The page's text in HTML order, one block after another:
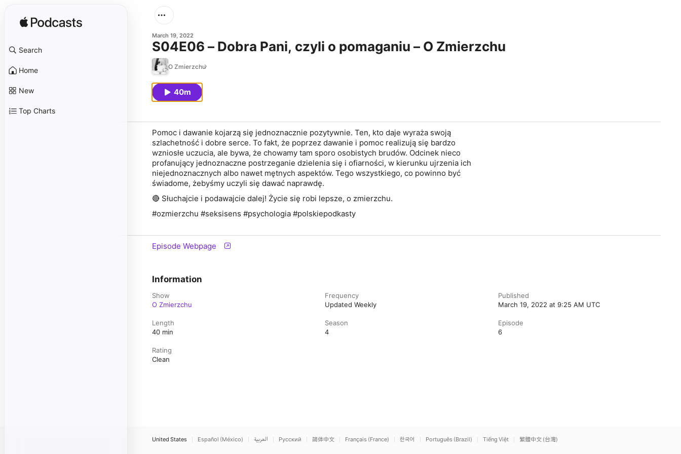
Search
Home
New
Top Charts
March 19, 2022
S04E06 – Dobra Pani, czyli o pomaganiu – O Zmierzchu
O Zmierzchu
40m
Pomoc i dawanie kojarzą się jednoznacznie pozytywnie. Ten, kto daje wyraża swoją
szlachetność i dobre serce. To fakt, że poprzez dawanie i pomoc realizują się bardzo
wzniosłe uczucia, ale bywa, że chowamy tam sporo osobistych brudów. Odcinek nieco
profanujący jednoznaczne postrzeganie dzielenia się i ofiarności, w kierunku ujrzenia ich
niejednoznacznych albo nawet mętnych aspektów. Tego wszystkiego, co powinno być
świadome, żebyśmy uczyli się dawać naprawdę.
🔴 Słuchajcie i podawajcie dalej! Życie się robi lepsze, o zmierzchu.
#ozmierzchu #seksisens #psychologia #polskiepodkasty
Episode Webpage
Information
Show
O Zmierzchu
Frequency
Updated Weekly
Published
March 19, 2022 at 9:25 AM UTC
Length
40 min
Season
4
Episode
6
Rating
Clean
United States Español (México) العربية Русский 简体中文 Français (France) 한국어 Português (Brazil) Tiếng Việt 繁體中文 (台灣)